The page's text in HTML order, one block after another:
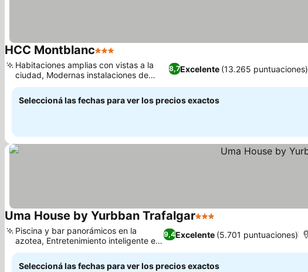
HCC Montblanc3 Estrellas
8,7Excelente (13.265 puntuaciones)
Habitaciones amplias con vistas a la
ciudad, Modernas instalaciones de
bienestar y sauna
Seleccioná las fechas para ver los precios exactos
Uma House by Yurbban Trafalgar3 Estrellas
9,4Excelente (5.701 puntuaciones)
Piscina y bar panorámicos en la
azotea, Entretenimiento inteligente en
la habitación
Seleccioná las fechas para ver los precios exactos